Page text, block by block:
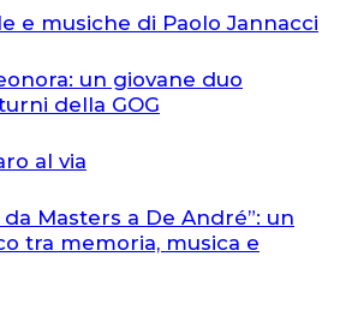
e musiche di Paolo Jannacci
un giovane duo
della GOG
al via
da Masters a De André”: un
tra memoria, musica e